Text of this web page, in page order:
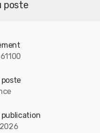
poste
poste
publication